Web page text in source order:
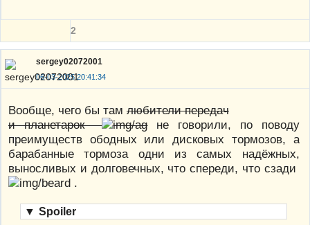
2
sergey02072001
06-03-2025 20:41:34
Вообще, чего бы там любители передач
и планетарок
не говорили, по поводу
преимуществ ободных или дисковых тормозов, а
барабанные тормоза одни из самых надёжных,
выносливых и долговечных, что спереди, что сзади
.
▼ Spoiler